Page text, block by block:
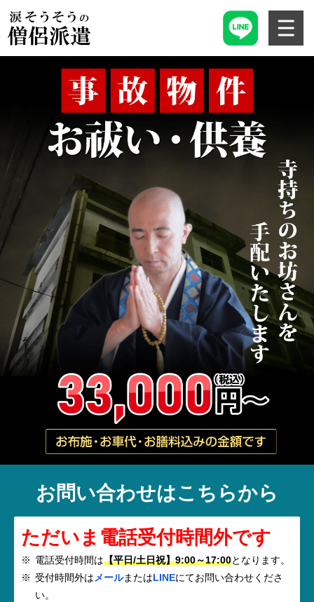
お問い合わせはこちらから
ただいま電話受付時間外です
電話受付時間は【平日/土日祝】9:00～17:00となります。
受付時間外はメールまたはLINEにてお問い合わせくださ
い。